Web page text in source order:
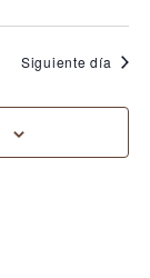
Siguiente día